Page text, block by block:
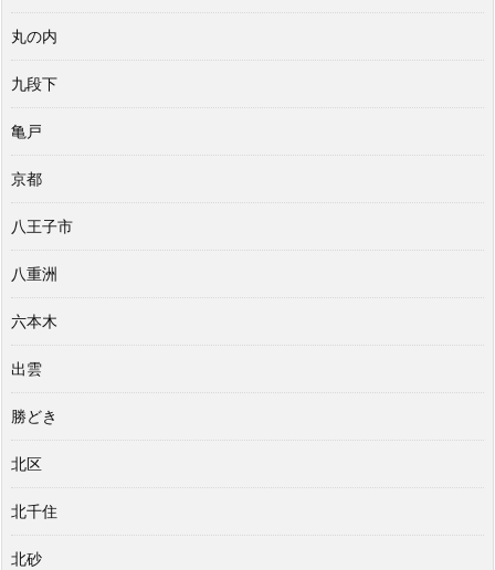
丸の内
九段下
亀戸
京都
八王子市
八重洲
六本木
出雲
勝どき
北区
北千住
北砂